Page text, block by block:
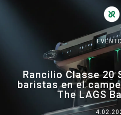
Rancilio Classe 20
baristas en el
The LAGS
Our brands